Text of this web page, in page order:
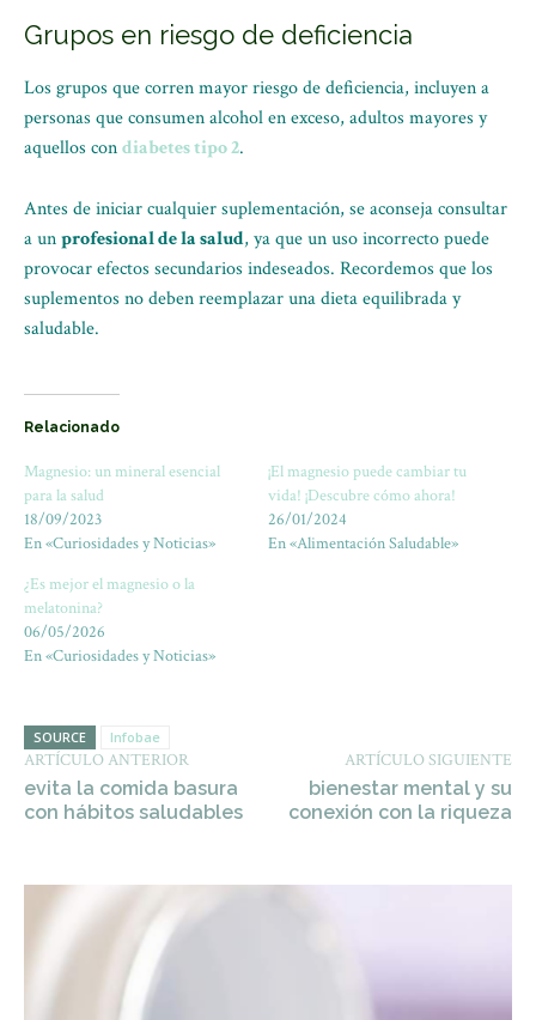
Grupos en riesgo de deficiencia
Los grupos que corren mayor riesgo de deficiencia, incluyen a
personas que consumen alcohol en exceso, adultos mayores y
aquellos condiabetes tipo 2.
Antes de iniciar cualquier suplementación, se aconseja consultar
a unprofesional de la salud, ya que un uso incorrecto puede
provocar efectos secundarios indeseados. Recordemos que los
suplementos no deben reemplazar una dieta equilibrada y
saludable.
Relacionado
Magnesio: un mineral esencial
para la salud
18/09/2023
En «Curiosidades y Noticias»
¡El magnesio puede cambiar tu
vida! ¡Descubre cómo ahora!
26/01/2024
En «Alimentación Saludable»
¿Es mejor el magnesio o la
melatonina?
06/05/2026
En «Curiosidades y Noticias»
SOURCE Infobae
ARTÍCULO ANTERIOR
evita la comida basura
con hábitos saludables
ARTÍCULO SIGUIENTE
bienestar mental y su
conexión con la riqueza